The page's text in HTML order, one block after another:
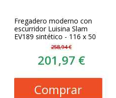
Fregadero moderno con
escurridor Luisina Slam
EV189 sintético - 116 x 50
258,94 €
201,97 €
Comprar